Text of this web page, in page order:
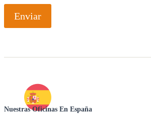
Enviar
Nuestras Oficinas En España